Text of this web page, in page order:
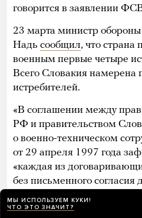
говорится в заявлении
23 марта министр
Надь сообщил, что страна
военным первые четыре
Всего Словакия намерена
истребителей.
«В соглашении между
РФ и правительством
о военно-техническом
от 29 апреля 1997 года
«каждая из
без письменного согласия
договаривающейся
передавать третьим
МЫ ИСПОЛЬЗУЕМ КУКИ!
ЧТО ЭТО ЗНАЧИТ?